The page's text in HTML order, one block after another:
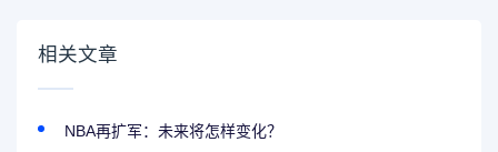
相关文章
NBA再扩军：未来将怎样变化？